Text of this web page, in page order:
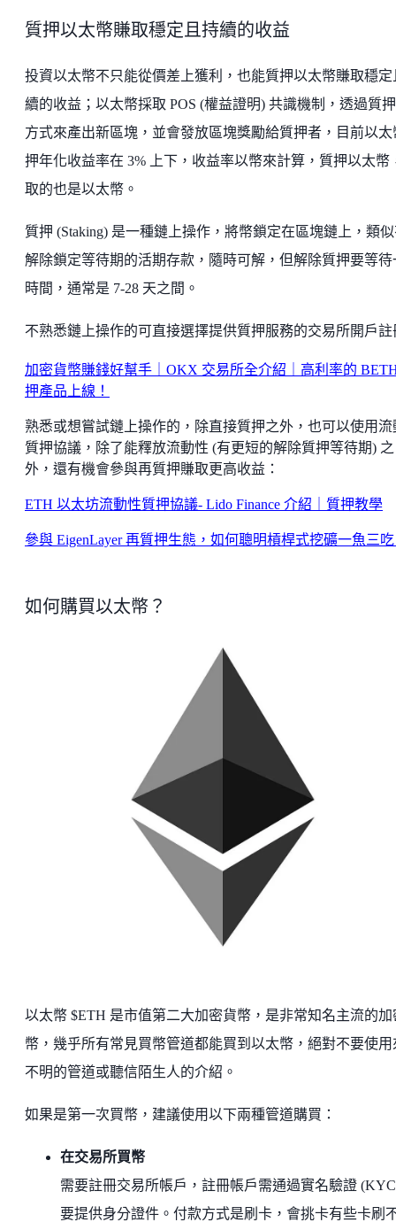
質押以太幣賺取穩定且持續的收益
投資以太幣不只能從價差上獲利，也能質押以太幣賺取穩定
續的收益；以太幣採取 POS (權益證明) 共識機制，透過質
方式來產出新區塊，並會發放區塊獎勵給質押者，目前以太
押年化收益率在 3% 上下，收益率以幣來計算，質押以太幣
取的也是以太幣。
質押 (Staking) 是一種鏈上操作，將幣鎖定在區塊鏈上，類
解除鎖定等待期的活期存款，隨時可解，但解除質押要等待
時間，通常是 7-28 天之間。
不熟悉鏈上操作的可直接選擇提供質押服務的交易所開戶註
加密貨幣賺錢好幫手｜OKX 交易所全介紹｜高利率的
押產品上線！
熟悉或想嘗試鏈上操作的，除直接質押之外，也可以使用流
質押協議，除了能釋放流動性 (有更短的解除質押等待期) 之
外，還有機會參與再質押賺取更高收益：
ETH 以太坊流動性質押協議- Lido Finance 介紹｜質押教學
參與 EigenLayer 再質押生態，如何聰明槓桿式挖礦一魚三
如何購買以太幣？
以太幣 $ETH 是市值第二大加密貨幣，是非常知名主流的加
幣，幾乎所有常見買幣管道都能買到以太幣，絕對不要使用
不明的管道或聽信陌生人的介紹。
如果是第一次買幣，建議使用以下兩種管道購買：
在交易所買幣
需要註冊交易所帳戶，註冊帳戶需通過實名驗證
要提供身分證件。付款方式是刷卡，會挑卡有些卡刷